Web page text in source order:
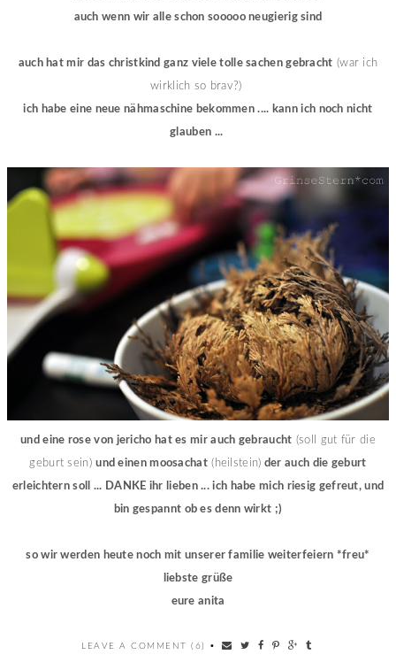
auch wenn wir alle schon sooooo neugierig sind
auch hat mir das christkind ganz viele tolle sachen gebracht (war ich
wirklich so brav?)
ich habe eine neue nähmaschine bekommen .... kann ich noch nicht
glauben ...
und eine rose von jericho hat es mir auch gebraucht (soll gut für die
geburt sein)und einen moosachat(heilstein) der auch die geburt
erleichtern soll ... DANKE ihr lieben ... ich habe mich riesig gefreut, und
bin gespannt ob es denn wirkt ;)
so wir werden heute noch mit unserer familie weiterfeiern *freu*
liebste grüße
eure anita
LEAVE A COMMENT (6) •